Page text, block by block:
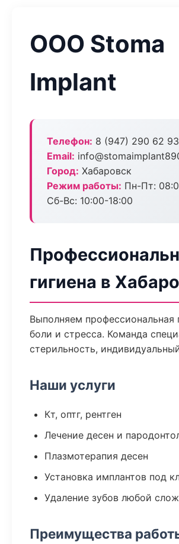
ООО Stoma
Implant
Телефон: 8 (947) 290 62 93
Email:
Город: Хабаровск
Режим работы: Пн-Пт:
Сб-Вс: 10:00-18:00
гигиена в
Выполняем профессиональная
боли и стресса. Команда
стерильность,
Наши услуги
Кт, оптг, рентген
Лечение десен и
Плазмотерапия десен
Установка имплантов под
Удаление зубов любой
Преимущества